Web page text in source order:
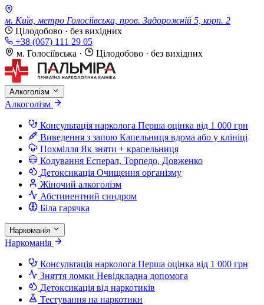
м. Київ, метро Голосіївська, пров. Задорожній 5, корп. 2
Цілодобово · без вихідних
+38 (067) 111 29 05
м. Голосіївська · Цілодобово · без вихідних
Алкоголізм
Алкоголізм
Консультація нарколога Перша оцінка від 1 000 грн
Виведення з запою Капельниця вдома або у клініці
Похмілля Як зняти + крапельниця
Кодування Есперал, Торпедо, Довженко
Детоксикація Очищення організму
Жіночий алкоголізм
Абстинентний синдром
Біла гарячка
Наркоманія
Наркоманія
Консультація нарколога Перша оцінка від 1 000 грн
Зняття ломки Невідкладна допомога
Детоксикація від наркотиків
Тестування на наркотики